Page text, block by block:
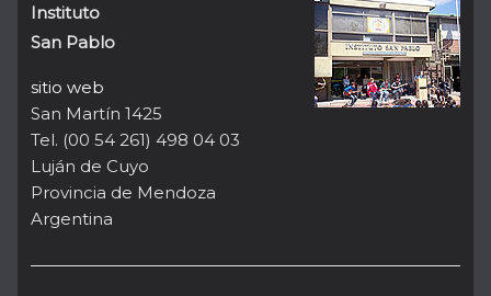
Instituto
San Pablo
sitio web
San Martín 1425
Tel. (00 54 261) 498 04 03
Luján de Cuyo
Provincia de Mendoza
Argentina